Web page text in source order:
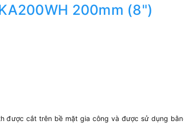
200mm (8")
được cắt trên bề mặt gia công và được sử dụng